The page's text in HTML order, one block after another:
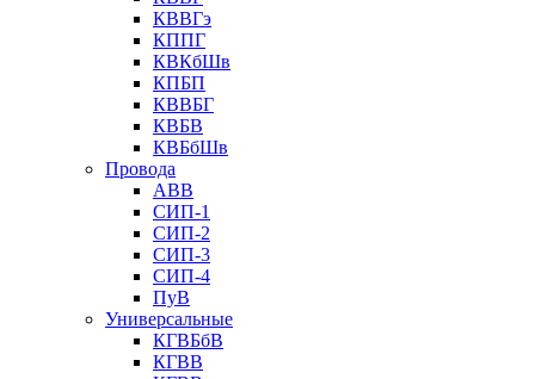
КВВГэ
КППГ
КВКбШв
КПБП
КВВБГ
КВБВ
КВБбШв
Провода
АВВ
СИП-1
СИП-2
СИП-3
СИП-4
ПуВ
Универсальные
КГВБбВ
КГВВ